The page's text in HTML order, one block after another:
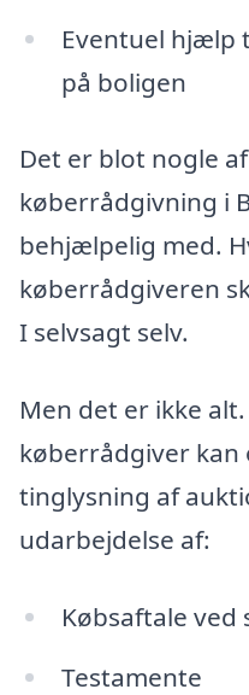
Eventuel hjælp
på boligen
Det er blot nogle
køberrådgivning i
behjælpelig med.
køberrådgiveren
I selvsagt selv.
Men det er ikke
køberrådgiver kan
tinglysning af
udarbejdelse af:
Købsaftale ved
Testamente